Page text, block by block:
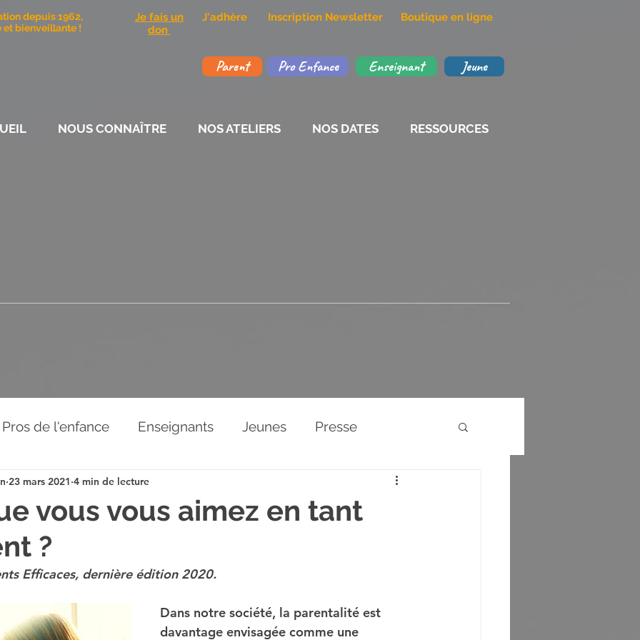
depuis 1962,
et bienveillante !
Je fais un
don
J'adhère Inscription Newsletter Boutique en ligne
Parent Pro Enfance Enseignant Jeune
Pros de l'enfance Enseignants Jeunes Presse
Relations aux autres Evènements
vous vous aimez en tant
?
23 mars 2021 4 min de lecture
Efficaces, dernière édition 2020.
Dans notre société, la parentalité est
davantage envisagée comme une
NOUS CONNAÎTRE NOS ATELIERS NOS DATES RESSOURCES